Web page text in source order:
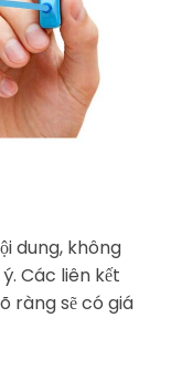
dung, không
Các liên kết
ràng sẽ có giá